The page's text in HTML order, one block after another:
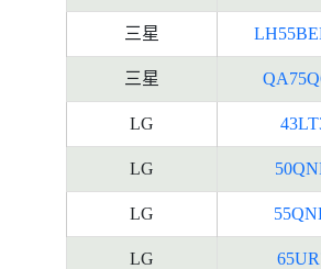
三星
三星
LG
LG
LG
LG